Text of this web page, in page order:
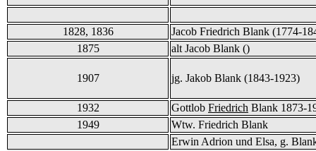
1828, 1836
Jacob Friedrich Blank (1774-
1875
alt Jacob Blank ()
1907 jg. Jakob Blank (1843-1923)
1932 Gottlob Friedrich Blank 1873-
1949
Wtw. Friedrich Blank
Erwin Adrion und Elsa, g.